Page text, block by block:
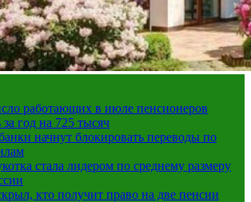
работающих в июле пенсионеров
год на 725 тысяч
начнут блокировать переводы по
стала лидером по среднему размеру
кто получит право на две пенсии